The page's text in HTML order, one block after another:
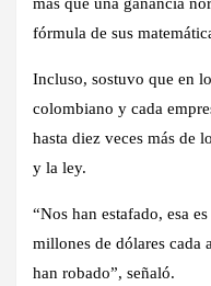
fórmula de sus
Incluso, sostuvo que en
colombiano y cada
hasta diez veces más de
y la ley.
“Nos han estafado, esa
millones de dólares cada
han robado”, señaló.